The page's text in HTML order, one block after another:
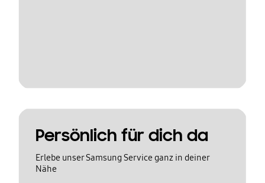
Persönlich für dich da
Erlebe unser Samsung Service ganz in deiner
Nähe